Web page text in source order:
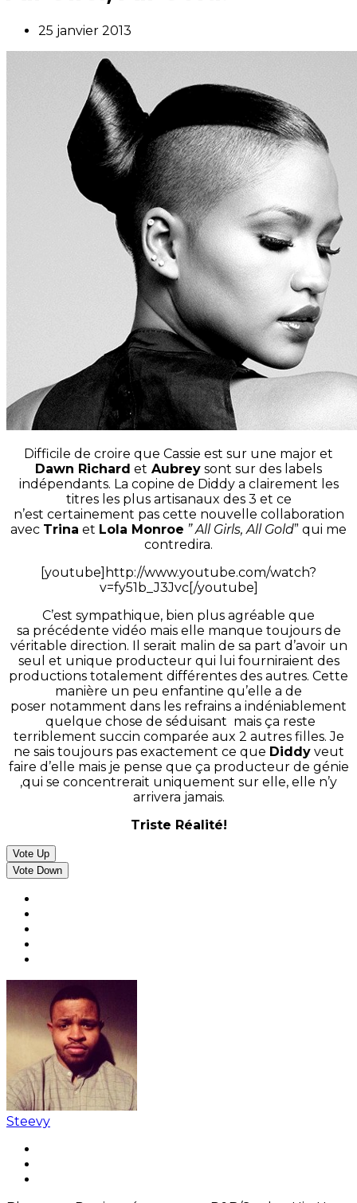
25 janvier 2013
Difficile de croire que Cassie est sur une major et
Dawn Richard et Aubrey sont sur des labels
indépendants. La copine de Diddy a clairement les
titres les plus artisanaux des 3 et ce
n’est certainement pas cette nouvelle collaboration
avec Trina et Lola Monroe ” All Girls, All Gold” qui me
contredira.
[youtube]http://www.youtube.com/watch?
v=fy51b_J3Jvc[/youtube]
C’est sympathique, bien plus agréable que
sa précédente vidéo mais elle manque toujours de
véritable direction. Il serait malin de sa part d’avoir un
seul et unique producteur qui lui fourniraient des
productions totalement différentes des autres. Cette
manière un peu enfantine qu’elle a de
poser notamment dans les refrains a indéniablement
quelque chose de séduisant mais ça reste
terriblement succin comparée aux 2 autres filles. Je
ne sais toujours pas exactement ce que Diddyveut
faire d’elle mais je pense que ça producteur de génie
,qui se concentrerait uniquement sur elle, elle n’y
arrivera jamais.
Triste Réalité!
Vote Up
Vote Down
Steevy